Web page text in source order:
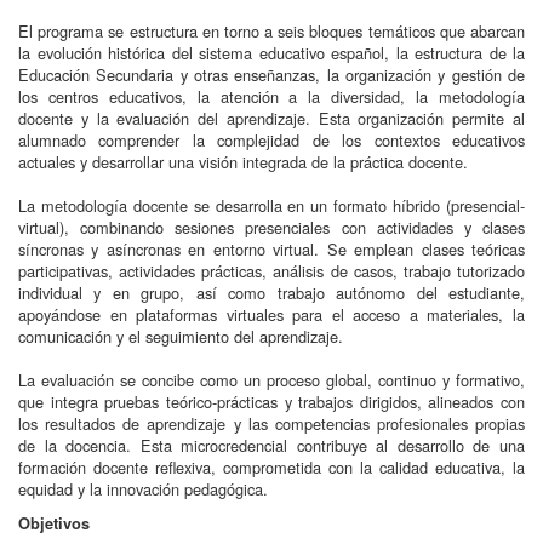
El programa se estructura en torno a seis bloques temáticos que abarcan
la evolución histórica del sistema educativo español, la estructura de la
Educación Secundaria y otras enseñanzas, la organización y gestión de
los centros educativos, la atención a la diversidad, la metodología
docente y la evaluación del aprendizaje. Esta organización permite al
alumnado comprender la complejidad de los contextos educativos
actuales y desarrollar una visión integrada de la práctica docente.
La metodología docente se desarrolla en un formato híbrido (presencial-
virtual), combinando sesiones presenciales con actividades y clases
síncronas y asíncronas en entorno virtual. Se emplean clases teóricas
participativas, actividades prácticas, análisis de casos, trabajo tutorizado
individual y en grupo, así como trabajo autónomo del estudiante,
apoyándose en plataformas virtuales para el acceso a materiales, la
comunicación y el seguimiento del aprendizaje.
La evaluación se concibe como un proceso global, continuo y formativo,
que integra pruebas teórico-prácticas y trabajos dirigidos, alineados con
los resultados de aprendizaje y las competencias profesionales propias
de la docencia. Esta microcredencial contribuye al desarrollo de una
formación docente reflexiva, comprometida con la calidad educativa, la
equidad y la innovación pedagógica.
Objetivos